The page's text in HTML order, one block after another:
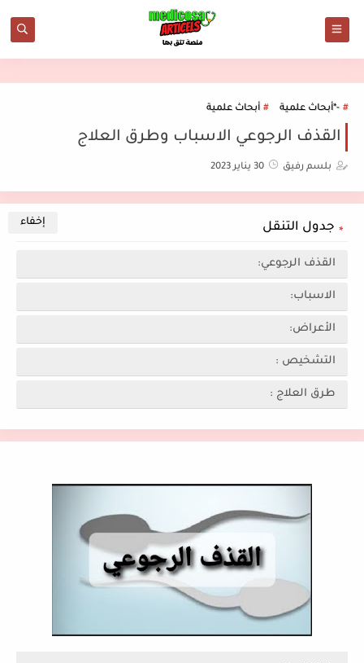
-*أبحاث علمية أبحاث علمية
القذف الرجوعي الاسباب وطرق العلاج
بلسم رفيق 30 يناير 2023
جدول التنقل
القذف الرجوعي:
الاسباب:
الأعراض:
التشخيص :
طرق العلاج :